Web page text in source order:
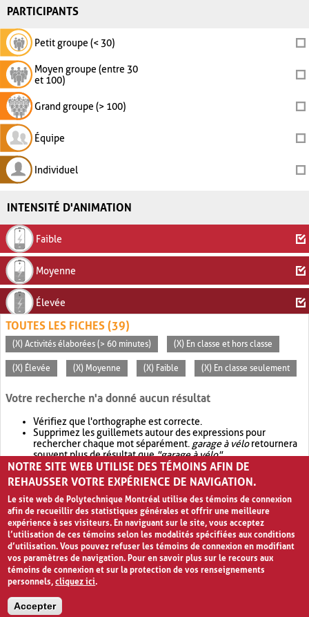
PARTICIPANTS
Petit groupe (< 30)
Moyen groupe (entre 30
et 100)
Grand groupe (> 100)
Équipe
Individuel
INTENSITÉ D'ANIMATION
Faible
Moyenne
Élevée
TOUTES LES FICHES (39)
(X) Activités élaborées (> 60 minutes) (X) En classe et hors classe
(X) Élevée (X) Moyenne (X) Faible (X) En classe seulement
Votre recherche n'a donné aucun résultat
Vérifiez que l'orthographe est correcte.
Supprimez les guillemets autour des expressions pour
rechercher chaque mot séparément. garage à véloretournera
souvent plus de résultat que"garage à vélo".
Envisagez d'élargir votre recherche avec OR.garage OR vélo
retournera souvent plus de résultat quegarage à vélo
NOTRE SITE WEB UTILISE DES TÉMOINS AFIN DE
REHAUSSER VOTRE EXPÉRIENCE DE NAVIGATION.
Le site web de Polytechnique Montréal utilise des témoins de connexion
afin de recueillir des statistiques générales et offrir une meilleure
expérience à ses visiteurs. En naviguant sur le site, vous acceptez
l’utilisation de ces témoins selon les modalités spécifiées aux conditions
d’utilisation. Vous pouvez refuser les témoins de connexion en modifiant
vos paramètres de navigation. Pour en savoir plus sur le recours aux
témoins de connexion et sur la protection de vos renseignements
personnels,cliquez ici.
Accepter